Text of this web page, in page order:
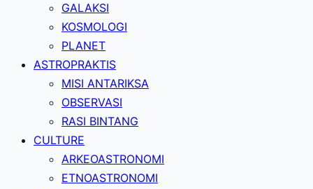
GALAKSI
KOSMOLOGI
PLANET
ASTROPRAKTIS
MISI ANTARIKSA
OBSERVASI
RASI BINTANG
CULTURE
ARKEOASTRONOMI
ETNOASTRONOMI